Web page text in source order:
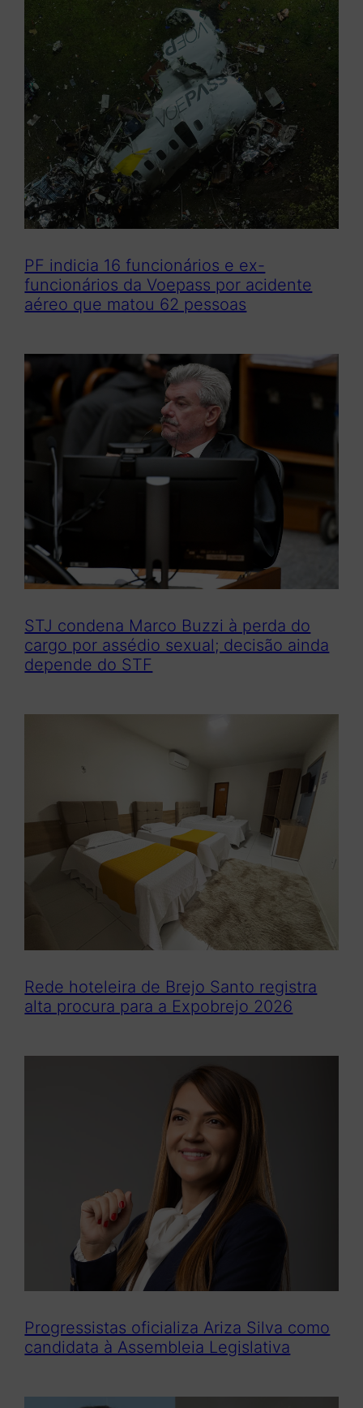
s
a
r
PF indicia 16 funcionários e ex-
funcionários da Voepass por acidente
aéreo que matou 62 pessoas
STJ condena Marco Buzzi à perda do
cargo por assédio sexual; decisão ainda
depende do STF
Rede hoteleira de Brejo Santo registra
alta procura para a Expobrejo 2026
Progressistas oficializa Ariza Silva como
candidata à Assembleia Legislativa